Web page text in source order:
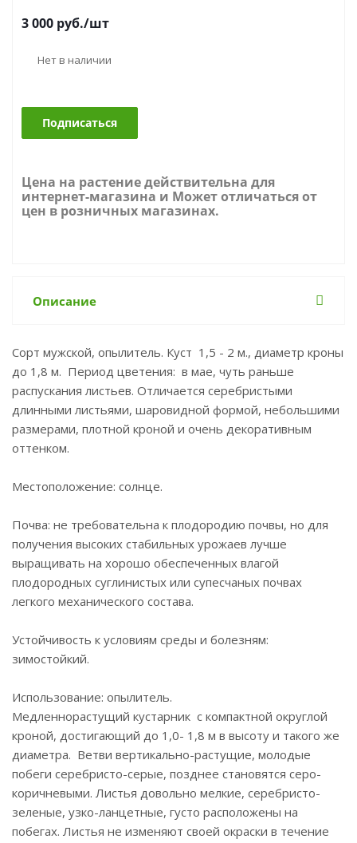
3 000 руб./шт
Нет в наличии
Подписаться
Цена на растение действительна для
интернет-магазина и Может отличаться от
цен в розничных магазинах.
Описание
Сорт мужской, опылитель. Куст 1,5 - 2 м., диаметр кроны
до 1,8 м. Период цветения: в мае, чуть раньше
распускания листьев. Отличается серебристыми
длинными листьями, шаровидной формой, небольшими
размерами, плотной кроной и очень декоративным
оттенком.
Местоположение: солнце.
Почва: не требовательна к плодородию почвы, но для
получения высоких стабильных урожаев лучше
выращивать на хорошо обеспеченных влагой
плодородных суглинистых или супесчаных почвах
легкого механического состава.
Устойчивость к условиям среды и болезням:
зимостойкий.
Использование: опылитель.
Медленнорастущий кустарник с компактной округлой
кроной, достигающий до 1,0- 1,8 м в высоту и такого же
диаметра. Ветви вертикально-растущие, молодые
побеги серебристо-серые, позднее становятся серо-
коричневыми. Листья довольно мелкие, серебристо-
зеленые, узко-ланцетные, густо расположены на
побегах. Листья не изменяют своей окраски в течение